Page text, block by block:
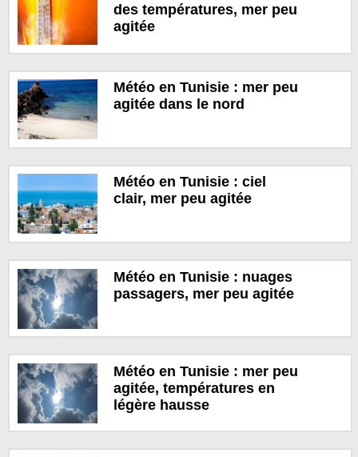
des températures, mer peu
agitée
Météo en Tunisie : mer peu
agitée dans le nord
Météo en Tunisie : ciel
clair, mer peu agitée
Météo en Tunisie : nuages
passagers, mer peu agitée
Météo en Tunisie : mer peu
agitée, températures en
légère hausse